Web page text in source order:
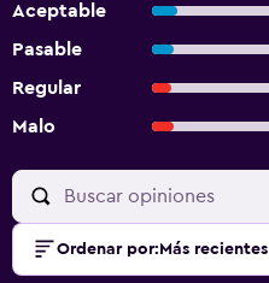
Aceptable
Pasable
Regular
Malo
Ordenar por: Más recientes